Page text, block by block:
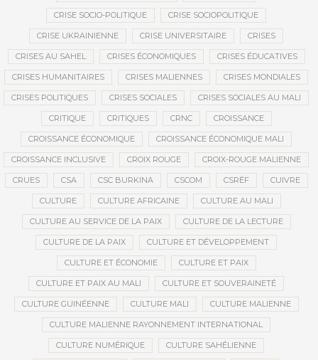
CRISE SOCIO-POLITIQUE CRISE SOCIOPOLITIQUE
CRISE UKRAINIENNE CRISE UNIVERSITAIRE CRISES
CRISES AU SAHEL CRISES ÉCONOMIQUES CRISES ÉDUCATIVES
CRISES HUMANITAIRES CRISES MALIENNES CRISES MONDIALES
CRISES POLITIQUES CRISES SOCIALES CRISES SOCIALES AU MALI
CRITIQUE CRITIQUES CRNC CROISSANCE
CROISSANCE ÉCONOMIQUE CROISSANCE ÉCONOMIQUE MALI
CROISSANCE INCLUSIVE CROIX ROUGE CROIX-ROUGE MALIENNE
CRUES CSA CSC BURKINA CSCOM CSRÉF CUIVRE
CULTURE CULTURE AFRICAINE CULTURE AU MALI
CULTURE AU SERVICE DE LA PAIX CULTURE DE LA LECTURE
CULTURE DE LA PAIX CULTURE ET DÉVELOPPEMENT
CULTURE ET ÉCONOMIE CULTURE ET PAIX
CULTURE ET PAIX AU MALI CULTURE ET SOUVERAINETÉ
CULTURE GUINÉENNE CULTURE MALI CULTURE MALIENNE
CULTURE MALIENNE RAYONNEMENT INTERNATIONAL
CULTURE NUMÉRIQUE CULTURE SAHÉLIENNE